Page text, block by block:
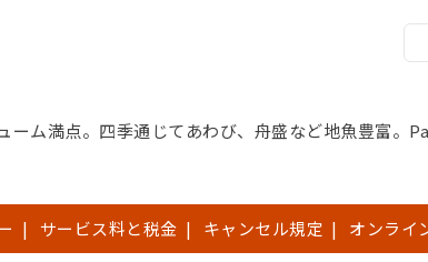
ム満点。四季通じてあわび、舟盛など地魚豊富。
| サービス料と税金 | キャンセル規定 | オンライ